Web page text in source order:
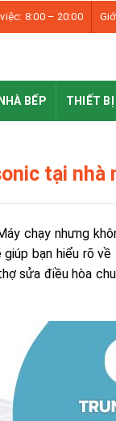
8:00 – 20:00
BẾP THIẾT
tại nhà
chạy nhưng
bạn hiểu rõ về
sửa điều hòa